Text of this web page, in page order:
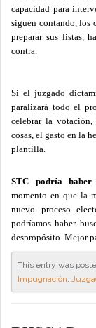
capacidad para
siguen contando, los
preparar sus listas,
contra.
Si el juzgado
paralizará todo el
celebrar la
cosas, el gasto en la
plantilla.
STC podría haber
momento en que la
nuevo proceso
podríamos haber
despropósito. Mejor
This entry was
Impugnación,